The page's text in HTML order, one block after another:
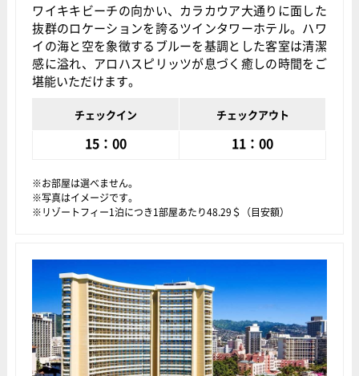
ワイキキビーチの向かい、カラカウア大通りに面した
抜群のロケーションを誇るツインタワーホテル。ハワ
イの海と空を象徴するブルーを基調とした客室は清潔
感に溢れ、アロハスピリッツが息づく癒しの時間をご
堪能いただけます。
チェックイン チェックアウト
15：00 11：00
お部屋は選べません。
写真はイメージです。
リゾートフィー1泊につき1部屋あたり48.29＄（目安額）